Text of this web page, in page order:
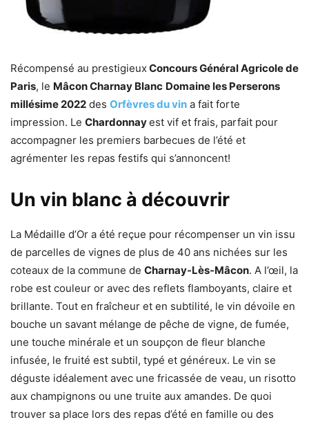
Récompensé au prestigieuxConcours Général Agricole de
Paris, le Mâcon Charnay Blanc Domaine les Perserons
millésime 2022 des Orfèvres du vin a fait forte
impression. Le Chardonnayest vif et frais, parfait pour
accompagner les premiers barbecues de l’été et
agrémenter les repas festifs qui s’annoncent!
Un vin blanc à découvrir
La Médaille d’Or a été reçue pour récompenser un vin issu
de parcelles de vignes de plus de 40 ans nichées sur les
coteaux de la commune de Charnay-Lès-Mâcon. A l’œil, la
robe est couleur or avec des reflets flamboyants, claire et
brillante. Tout en fraîcheur et en subtilité, le vin dévoile en
bouche un savant mélange de pêche de vigne, de fumée,
une touche minérale et un soupçon de fleur blanche
infusée, le fruité est subtil, typé et généreux. Le vin se
déguste idéalement avec une fricassée de veau, un risotto
aux champignons ou une truite aux amandes. De quoi
trouver sa place lors des repas d’été en famille ou des